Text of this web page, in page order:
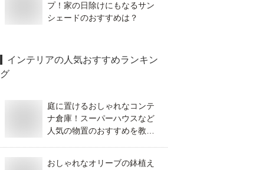
プ！家の日除けにもなるサン
シェードのおすすめは？
インテリアの人気おすすめランキン
グ
庭に置けるおしゃれなコンテ
ナ倉庫！スーパーハウスなど
人気の物置のおすすめを教え
おしゃれなオリーブの鉢植え